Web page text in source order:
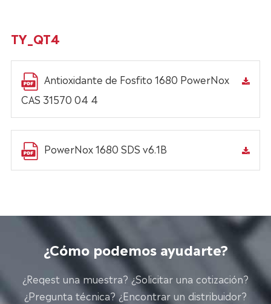
TY_QT4
Antioxidante de Fosfito 1680 PowerNox
CAS 31570 04 4
PowerNox 1680 SDS v6.1B
¿Cómo podemos ayudarte?
¿Reqest una muestra? ¿Solicitar una cotización?
¿Pregunta técnica? ¿Encontrar un distribuidor?